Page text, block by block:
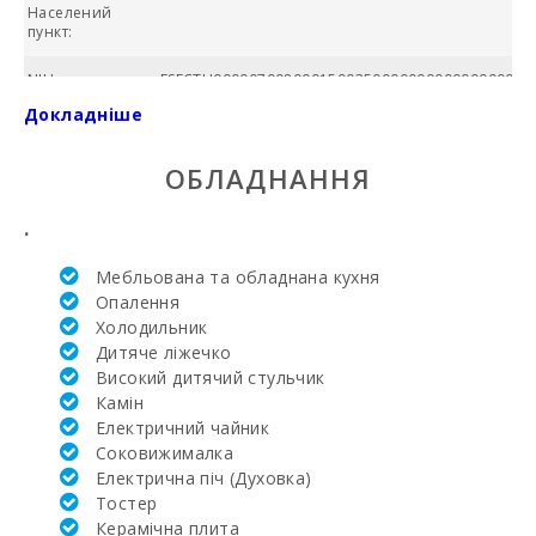
Населений
пункт:
NIU:
БАСЕЙН:
площа (м2):
№ ванних
кімнат:
Кількість
спалень:
Жила площа
(м2):
Поле для
гольфу La
Reserva Rotana
Докладніше
ОБЛАДНАННЯ
.
Мебльована та обладнана кухня
Опалення
Холодильник
Дитяче ліжечко
Високий дитячий стульчик
Камін
Електричний чайник
Соковижималка
Електрична піч (Духовка)
Тостер
Керамічна плита